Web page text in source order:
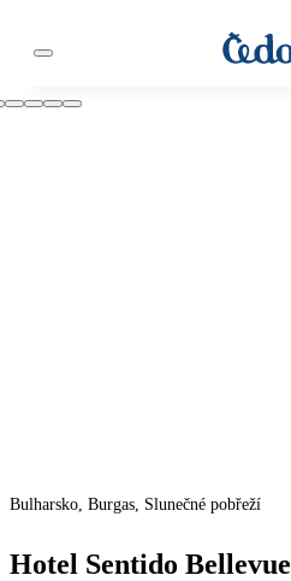
Bulharsko, Burgas, Slunečné pobřeží
Hotel Sentido Bellevue